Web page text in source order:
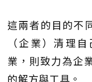
這兩者的目的不
（企業）清理
業，則致力為企
的解方與工具。